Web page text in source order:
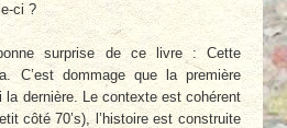
ci ?
surprise de ce livre : Cette
C’est dommage que la première
la dernière. Le contexte est cohérent
côté 70’s), l’histoire est construite